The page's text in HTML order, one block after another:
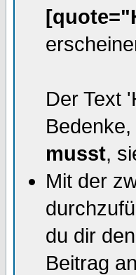
Der Text
musst,
Mit der
du dir
Beitrag